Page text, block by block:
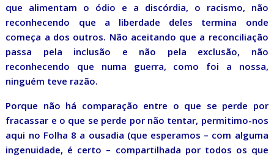
que alimentam o ódio e a discórdia, o racismo, não
reconhecendo que a liberdade deles termina onde
começa a dos outros. Não aceitando que a reconciliação
passa pela inclusão e não pela exclusão, não
reconhecendo que numa guerra, como foi a nossa,
ninguém teve razão.
Porque não há comparação entre o que se perde por
fracassar e o que se perde por não tentar, permitimo-nos
aqui no Folha 8 a ousadia (que esperamos – com alguma
ingenuidade, é certo – compartilhada por todos os que